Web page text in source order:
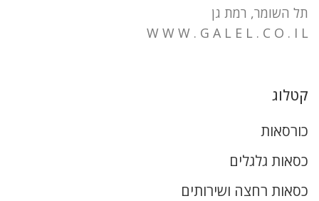
תל השומר, רמת גן
W W W . G A L E L . C O . I L
קטלוג
כורסאות
כסאות גלגלים
כסאות רחצה ושירותים